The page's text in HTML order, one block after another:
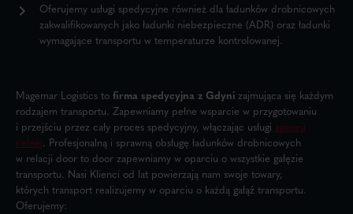
Oferujemy usługi spedycyjne również dla ładunków drobnicowych
zakwalifikowanych jako ładunki niebezpieczne (ADR) oraz ładunki
wymagające transportu w temperaturze kontrolowanej.
Magemar Logistics to firma spedycyjna z Gdyni zajmująca się każdym
rodzajem transportu. Zapewniamy pełne wsparcie w przygotowaniu
i przejściu przez cały proces spedycyjny, włączając usługi agencji
celnej. Profesjonalną i sprawną obsługę ładunków drobnicowych
w relacji door to door zapewniamy w oparciu o wszystkie gałęzie
transportu. Nasi Klienci od lat powierzają nam swoje towary,
których transport realizujemy w oparciu o każdą gałąź transportu.
Oferujemy: